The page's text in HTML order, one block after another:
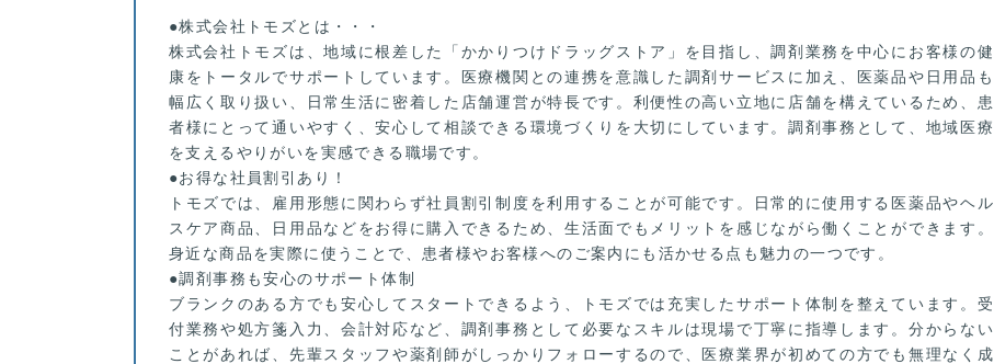
●株式会社トモズとは・・・
株式会社トモズは、地域に根差した「かかりつけドラッグストア」を目指し、調剤業務を中心にお客様の健
康をトータルでサポートしています。医療機関との連携を意識した調剤サービスに加え、医薬品や日用品も
幅広く取り扱い、日常生活に密着した店舗運営が特長です。利便性の高い立地に店舗を構えているため、患
者様にとって通いやすく、安心して相談できる環境づくりを大切にしています。調剤事務として、地域医療
を支えるやりがいを実感できる職場です。
●お得な社員割引あり！
トモズでは、雇用形態に関わらず社員割引制度を利用することが可能です。日常的に使用する医薬品やヘル
スケア商品、日用品などをお得に購入できるため、生活面でもメリットを感じながら働くことができます。
身近な商品を実際に使うことで、患者様やお客様へのご案内にも活かせる点も魅力の一つです。
●調剤事務も安心のサポート体制
ブランクのある方でも安心してスタートできるよう、トモズでは充実したサポート体制を整えています。受
付業務や処方箋入力、会計対応など、調剤事務として必要なスキルは現場で丁寧に指導します。分からない
ことがあれば、先輩スタッフや薬剤師がしっかりフォローするので、医療業界が初めての方でも無理なく成